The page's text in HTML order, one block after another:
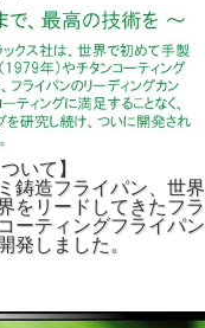
いて】
鋳造フライパン、世界
をリードしてきたフラ
ーティングフライパン
発しました。